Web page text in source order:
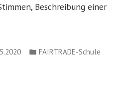
Beschreibung einer
Veröffentlicht
FAIRTRADE-Schule